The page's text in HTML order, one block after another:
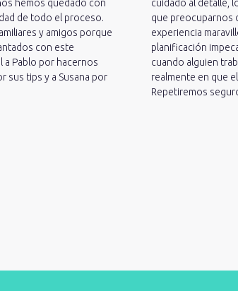
hemos quedado con
de todo el proceso.
y amigos porque
con este
a Pablo por hacernos
sus tips y a Susana por
cuidado al detalle,
que preocuparnos
experiencia
planificación
cuando alguien
realmente en que
Repetiremos